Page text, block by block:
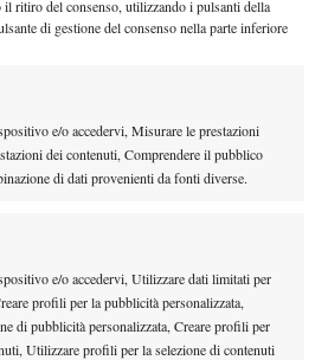
ritiro del consenso, utilizzando i pulsanti della
di gestione del consenso nella parte inferiore
e/o accedervi, Misurare le prestazioni
dei contenuti, Comprendere il pubblico
di dati provenienti da fonti diverse.
e/o accedervi, Utilizzare dati limitati per
profili per la pubblicità personalizzata,
di pubblicità personalizzata, Creare profili per
Utilizzare profili per la selezione di contenuti
Eala, tennista non solo in gran
vittoria al primo turno controHailey
filippina
incredibile e qui penso che riceverà
comunità di Dubai.Sarà una partita
. Cercherò di preparare al meglio la